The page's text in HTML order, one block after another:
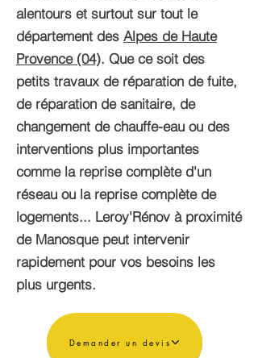
alentours et surtout sur tout le
département des Alpes de Haute
Provence (04). Que ce soit des
petits travaux de réparation de fuite,
de réparation de sanitaire, de
changement de chauffe-eau ou des
interventions plus importantes
comme la reprise complète d'un
réseau ou la reprise complète de
logements... Leroy'Rénov à proximité
de Manosque peut intervenir
rapidement pour vos besoins les
plus urgents.
Demander un devis